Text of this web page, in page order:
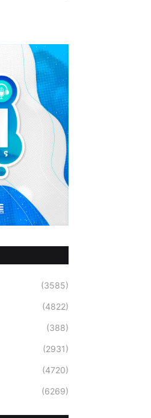
(3585)
(4822)
(388)
(2931)
(4720)
(6269)